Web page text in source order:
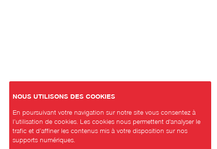
NOUS UTILISONS DES COOKIES
En poursuivant votre navigation sur notre site vous consentez à
l’utilisation de cookies. Les cookies nous permettent d'analyser le
trafic et d’affiner les contenus mis à votre disposition sur nos
supports numériques.